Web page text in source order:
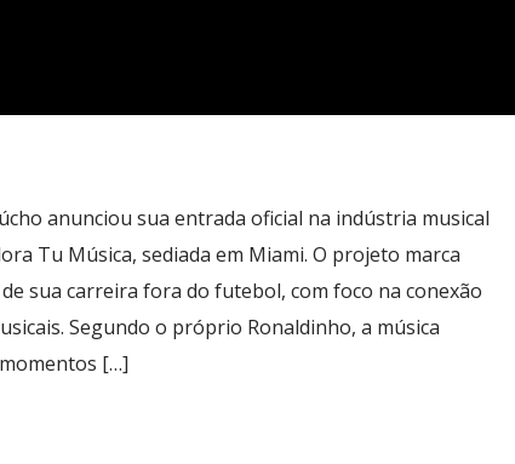
anunciou sua entrada oficial na indústria musical
Tu Música, sediada em Miami. O projeto marca
sua carreira fora do futebol, com foco na conexão
Segundo o próprio Ronaldinho, a música
[…]